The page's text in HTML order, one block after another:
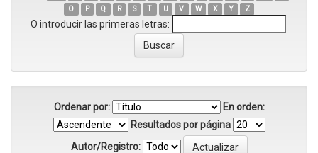
O
P Q R S T U V W X Y Z
O introducir las primeras letras:
Ordenar por:
En orden:
Resultados por página
Autor/Registro: